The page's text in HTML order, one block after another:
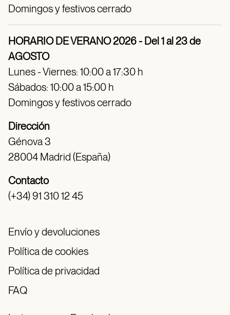
Domingos y festivos cerrado
HORARIO DE VERANO 2026 - Del 1 al 23 de
AGOSTO
Lunes - Viernes: 10:00 a 17:30 h
Sábados: 10:00 a 15:00 h
Domingos y festivos cerrado
Dirección
Génova 3
28004 Madrid (España)
Contacto
(+34) 91 310 12 45
Envío y devoluciones
Política de cookies
Política de privacidad
FAQ